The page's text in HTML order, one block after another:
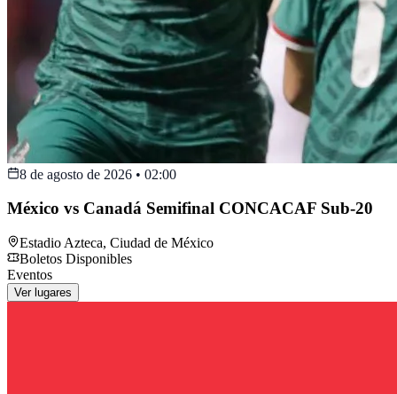
8 de agosto de 2026 • 02:00
México vs Canadá Semifinal CONCACAF Sub-20
Estadio Azteca, Ciudad de México
Boletos Disponibles
Eventos
Ver lugares